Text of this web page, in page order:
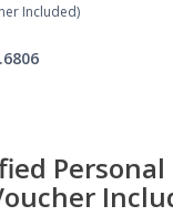
Included)